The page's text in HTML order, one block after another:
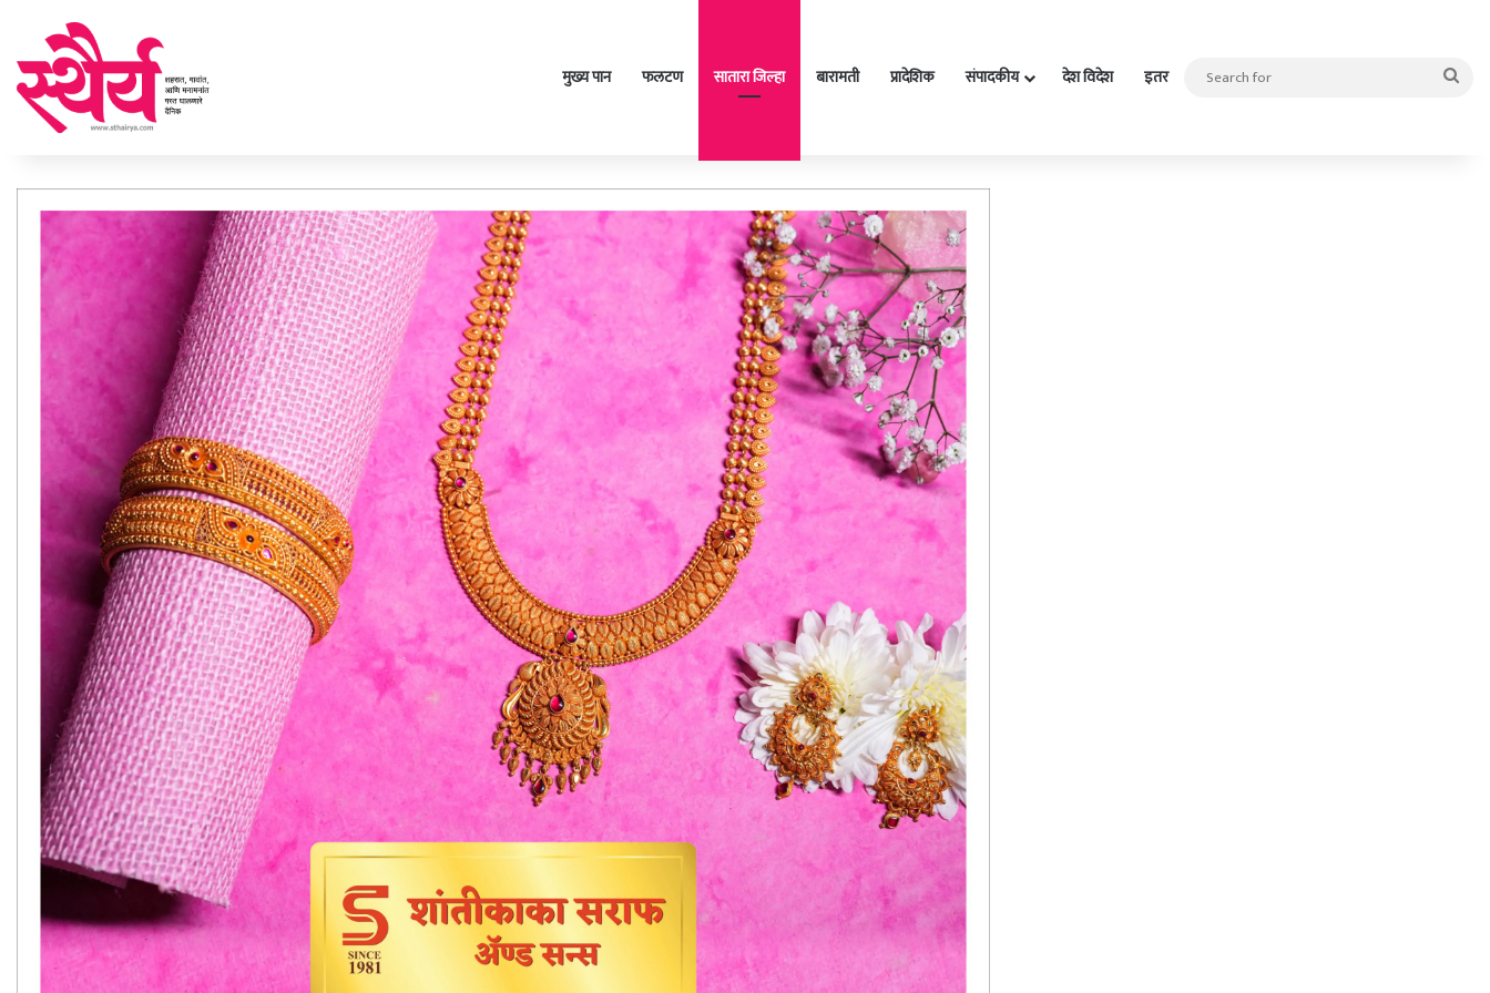
मुख्य पान फलटण सातारा जिल्हा बारामती प्रादेशिक संपादकीय देश विदेश इतर